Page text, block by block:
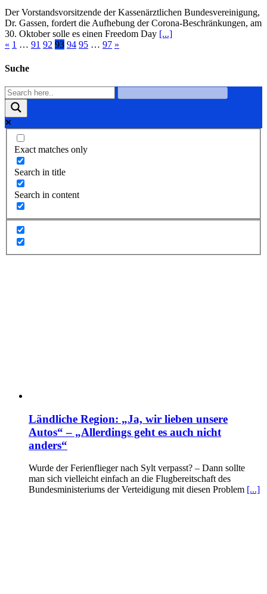
Der Vorstandsvorsitzende der Kassenärztlichen Bundesvereinigung,
Dr. Gassen, fordert die Aufhebung der Corona-Beschränkungen, am
30. Oktober solle es einen Freedom Day [...]
« 1 … 91 92 93 94 95 … 97 »
Suche
Exact matches only
Search in title
Search in content
Ländliche Region: „Ja, wir lieben unsere
Autos“ – „Allerdings geht es auch nicht
anders“
Wurde der Ferienflieger nach Sylt verpasst? – Dann sollte
man sich vielleicht einfach an die Flugbereitschaft des
Bundesministeriums der Verteidigung mit diesen Problem [...]